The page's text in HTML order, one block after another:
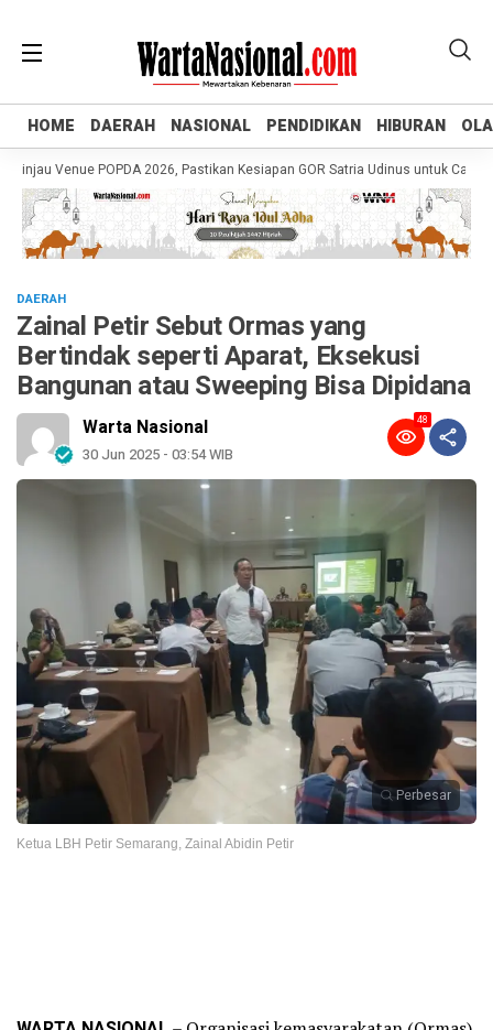
HOME DAERAH NASIONAL PENDIDIKAN HIBURAN
HOME DAERAH NASIONAL PENDIDIKAN HIBURAN
Venue POPDA 2026, Pastikan Kesiapan GOR Satria Udinus untuk Cabor
DAERAH
Zainal Petir Sebut Ormas yang
Bertindak seperti Aparat, Eksekusi
Bangunan atau Sweeping Bisa Dipidana
Warta Nasional
30 Jun 2025 - 03:54 WIB
48
Perbesar
Ketua LBH Petir Semarang, Zainal Abidin Petir